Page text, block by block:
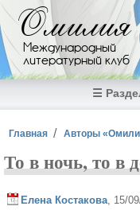
Перейти к основному
Омилия
Международный
литературный клуб
☰
Вы здесь
Главная Авторы
То в ночь, то в
Елена Костакова , 15/